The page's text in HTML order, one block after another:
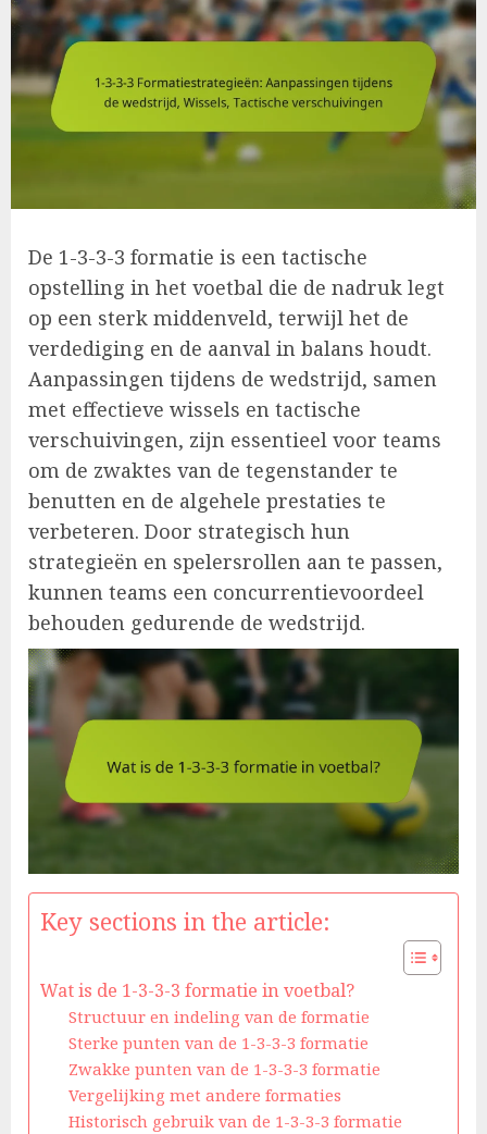
De 1-3-3-3 formatie is een tactische
opstelling in het voetbal die de nadruk legt
op een sterk middenveld, terwijl het de
verdediging en de aanval in balans houdt.
Aanpassingen tijdens de wedstrijd, samen
met effectieve wissels en tactische
verschuivingen, zijn essentieel voor teams
om de zwaktes van de tegenstander te
benutten en de algehele prestaties te
verbeteren. Door strategisch hun
strategieën en spelersrollen aan te passen,
kunnen teams een concurrentievoordeel
behouden gedurende de wedstrijd.
Key sections in the article:
Wat is de 1-3-3-3 formatie in voetbal?
Structuur en indeling van de formatie
Sterke punten van de 1-3-3-3 formatie
Zwakke punten van de 1-3-3-3 formatie
Vergelijking met andere formaties
Historisch gebruik van de 1-3-3-3 formatie